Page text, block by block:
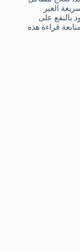
الغير
بالنفع على
قراءة هذه